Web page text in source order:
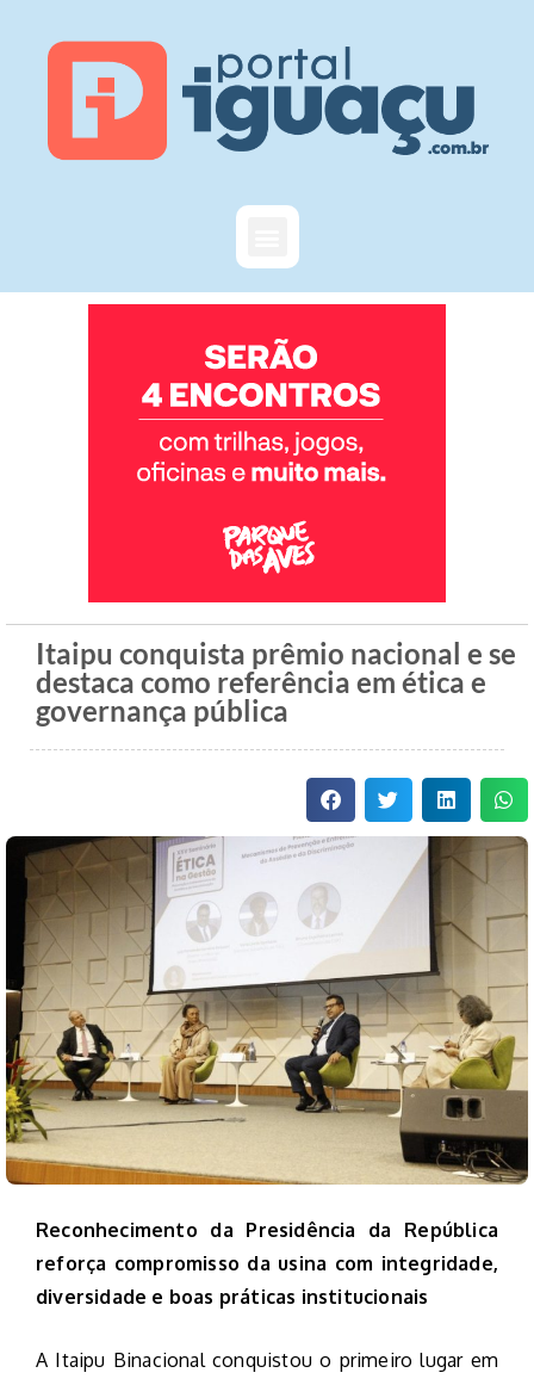
Itaipu conquista prêmio nacional e se
destaca como referência em ética e
governança pública
Reconhecimento da Presidência da República
reforça compromisso da usina com integridade,
diversidade e boas práticas institucionais
A Itaipu Binacional conquistou o primeiro lugar em